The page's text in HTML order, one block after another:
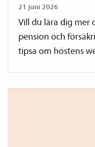
21 juni 2026
Vill du lära dig
pension och
tipsa om höstens